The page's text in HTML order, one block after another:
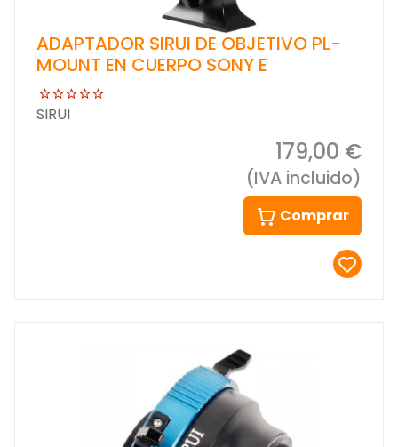
ADAPTADOR SIRUI DE OBJETIVO PL-
MOUNT EN CUERPO SONY E
SIRUI
179,00 €
(IVA incluido)
Comprar